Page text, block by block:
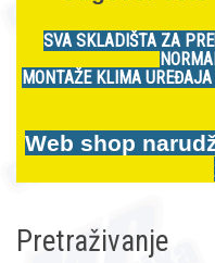
SVA SKLADIŠTA ZA
MONTAŽE KLIMA
Web shop
Pretraživanje